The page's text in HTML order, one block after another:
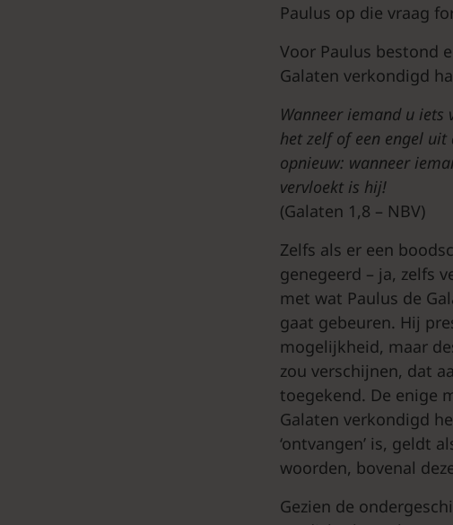
Paulus op die vraag
Voor Paulus bestond
Galaten verkondigd
Wanneer iemand u
het zelf of een engel
opnieuw: wanneer
vervloekt is hij!
(Galaten 1,8 – NBV)
Zelfs als er een
genegeerd – ja, zelfs
met wat Paulus de
gaat gebeuren. Hij
mogelijkheid, maar
zou verschijnen, dat
toegekend. De enige
Galaten verkondigd
‘ontvangen’ is, geldt
woorden, bovenal
Gezien de